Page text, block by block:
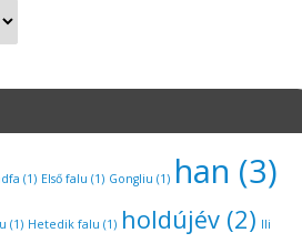
(1) Első falu (1) Gongliu (1) han (3)
(1) Hetedik falu (1) holdújév(2) Ili